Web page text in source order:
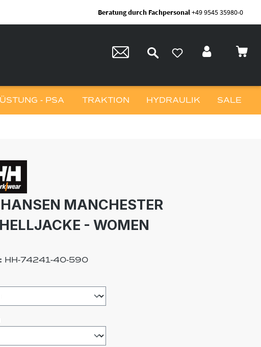
Beratung durch Fachpersonal+49 9545 35980-0
- PSA TRAKTION HYDRAULIK SALE
MANCHESTER
- WOMEN
HH-74241-40-590